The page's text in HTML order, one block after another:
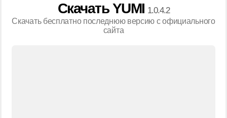
Скачать YUMI 1.0.4.2
Скачать бесплатно последнюю версию с официального
сайта